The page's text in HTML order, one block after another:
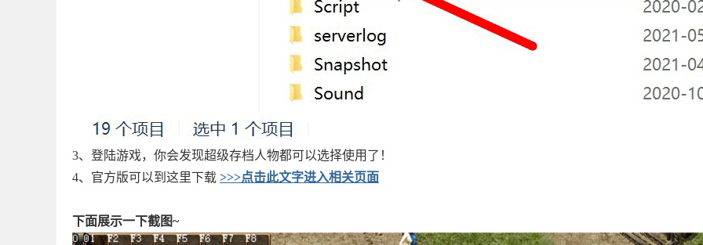
3、登陆游戏，你会发现超级存档人物都可以选择使用了！
4、官方版可以到这里下载 >>>点击此文字进入相关页面
下面展示一下截图~